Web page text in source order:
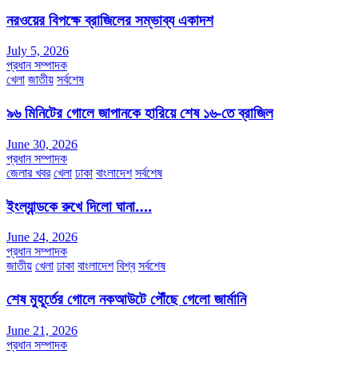
নরওয়ের বিপক্ষে ব্রাজিলের সম্ভাব্য একাদশ
July 5, 2026
প্রধান সম্পাদক
খেলা জাতীয় সর্বশেষ
৯৬ মিনিটের গোলে জাপানকে হারিয়ে শেষ ১৬-তে ব্রাজিল
June 30, 2026
প্রধান সম্পাদক
জেলার খবর খেলা ঢাকা বাংলাদেশ সর্বশেষ
ইংল্যান্ডকে রুখে দিলো ঘানা….
June 24, 2026
প্রধান সম্পাদক
জাতীয় খেলা ঢাকা বাংলাদেশ বিশ্ব সর্বশেষ
শেষ মুহূর্তের গোলে নকআউটে পৌঁছে গেলো জার্মানি
June 21, 2026
প্রধান সম্পাদক